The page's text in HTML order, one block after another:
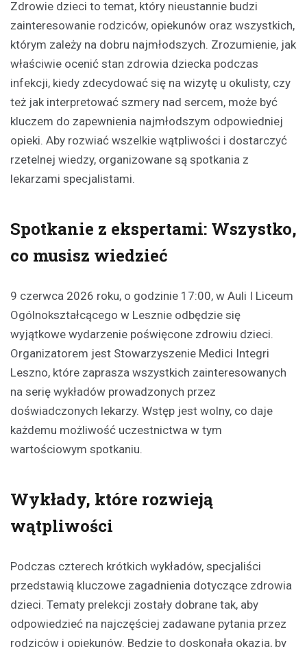
Zdrowie dzieci to temat, który nieustannie budzi
zainteresowanie rodziców, opiekunów oraz wszystkich,
którym zależy na dobru najmłodszych. Zrozumienie, jak
właściwie ocenić stan zdrowia dziecka podczas
infekcji, kiedy zdecydować się na wizytę u okulisty, czy
też jak interpretować szmery nad sercem, może być
kluczem do zapewnienia najmłodszym odpowiedniej
opieki. Aby rozwiać wszelkie wątpliwości i dostarczyć
rzetelnej wiedzy, organizowane są spotkania z
lekarzami specjalistami.
Spotkanie z ekspertami: Wszystko,
co musisz wiedzieć
9 czerwca 2026 roku, o godzinie 17:00, w Auli I Liceum
Ogólnokształcącego w Lesznie odbędzie się
wyjątkowe wydarzenie poświęcone zdrowiu dzieci.
Organizatorem jest Stowarzyszenie Medici Integri
Leszno, które zaprasza wszystkich zainteresowanych
na serię wykładów prowadzonych przez
doświadczonych lekarzy. Wstęp jest wolny, co daje
każdemu możliwość uczestnictwa w tym
wartościowym spotkaniu.
Wykłady, które rozwieją
wątpliwości
Podczas czterech krótkich wykładów, specjaliści
przedstawią kluczowe zagadnienia dotyczące zdrowia
dzieci. Tematy prelekcji zostały dobrane tak, aby
odpowiedzieć na najczęściej zadawane pytania przez
rodziców i opiekunów. Będzie to doskonała okazja, by